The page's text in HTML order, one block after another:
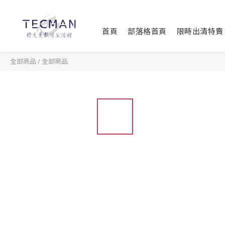
首頁 部落格首頁 限時出清特賣
全部商品 / 全部商品